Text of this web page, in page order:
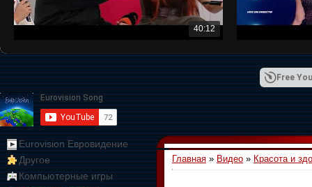
40:12
Free
Eurovision Евровидение
Другое
Компьютерные игры
Главная » Видео » Красота и